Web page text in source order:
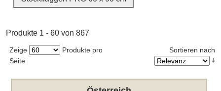
Produkte 1 - 60 von 867
Zeige
Produkte pro
Seite
Sortieren nach